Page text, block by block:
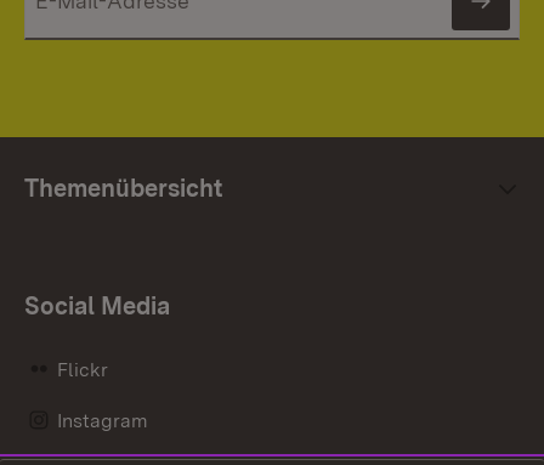
Themenübersicht
Social Media
Flickr
Instagram